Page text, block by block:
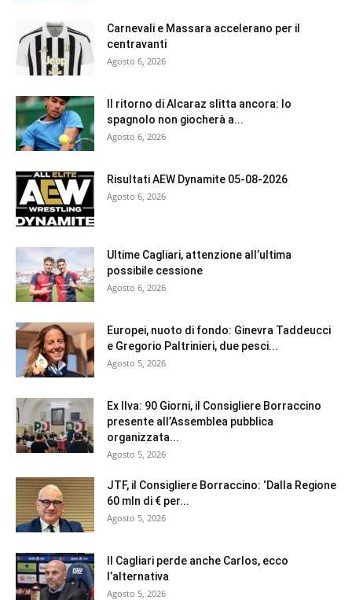
Carnevali e Massara accelerano per il
centravanti
Agosto 6, 2026
Il ritorno di Alcaraz slitta ancora: lo
spagnolo non giocherà a...
Agosto 6, 2026
Risultati AEW Dynamite 05-08-2026
Agosto 6, 2026
Ultime Cagliari, attenzione all’ultima
possibile cessione
Agosto 6, 2026
Europei, nuoto di fondo: Ginevra Taddeucci
e Gregorio Paltrinieri, due pesci...
Agosto 5, 2026
Ex Ilva: 90 Giorni, il Consigliere Borraccino
presente all’Assemblea pubblica
organizzata...
Agosto 5, 2026
JTF, il Consigliere Borraccino: ‘Dalla Regione
60 mln di € per...
Agosto 5, 2026
Il Cagliari perde anche Carlos, ecco
l’alternativa
Agosto 5, 2026